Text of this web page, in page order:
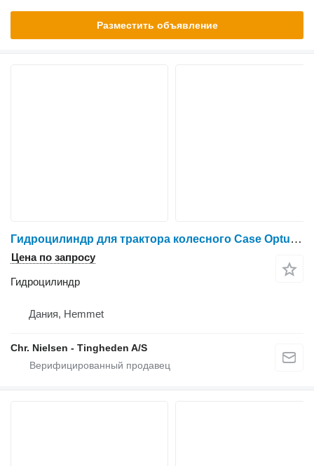
Разместить объявление
Гидроцилиндр для трактора колесного Case Optum 300
Цена по запросу
Гидроцилиндр
Дания, Hemmet
Chr. Nielsen - Tingheden A/S